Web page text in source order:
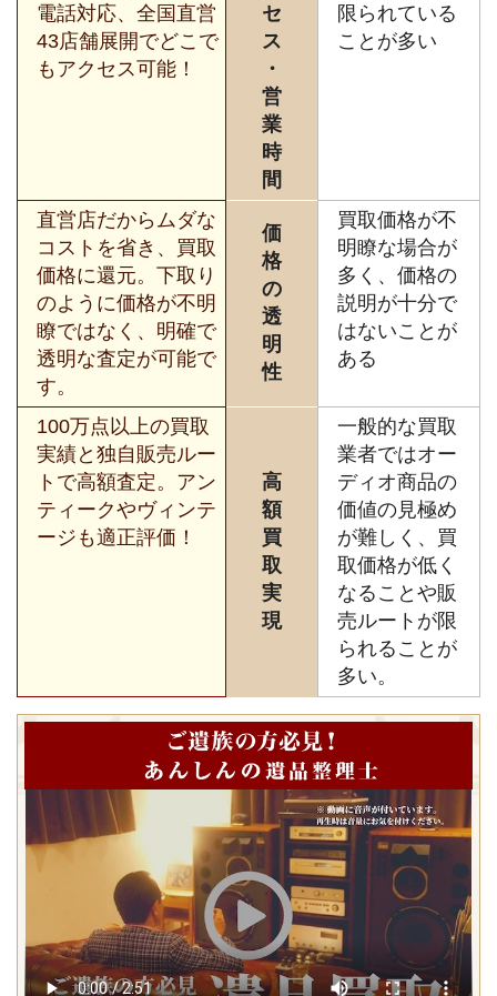
電話対応、全国直営
43店舗展開でどこで
もアクセス可能！
セ
ス
・
営
業
時
間
限られている
ことが多い
直営店だからムダな
コストを省き、買取
価格に還元。下取り
のように価格が不明
瞭ではなく、明確で
透明な査定が可能で
す。
価
格
の
透
明
性
買取価格が不
明瞭な場合が
多く、価格の
説明が十分で
はないことが
ある
100万点以上の買取
実績と独自販売ルー
トで高額査定。アン
ティークやヴィンテ
ージも適正評価！
高
額
買
取
実
現
一般的な買取
業者ではオー
ディオ商品の
価値の見極め
が難しく、買
取価格が低く
なることや販
売ルートが限
られることが
多い。